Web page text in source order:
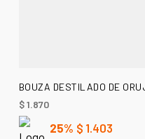
BOUZA DESTILADO DE
$1.870
25% $ 1.403